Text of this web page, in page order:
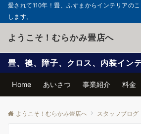
愛されて110年！畳、ふすまからインテリアの
します。
ようこそ！むらかみ畳店へ
Home あいさつ 事業紹介 料金
ようこそ！むらかみ畳店へ スタッフブログ